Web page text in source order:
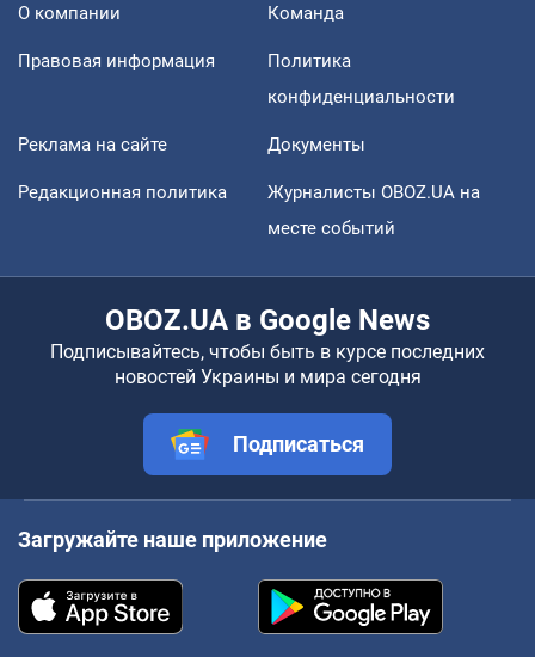
О компании Команда
Правовая информация
Политика
конфиденциальности
Реклама на сайте Документы
Редакционная политика
Журналисты OBOZ.UA на
месте событий
OBOZ.UA в Google News
Подписывайтесь, чтобы быть в курсе последних
новостей Украины и мира сегодня
Подписаться
Загружайте наше приложение